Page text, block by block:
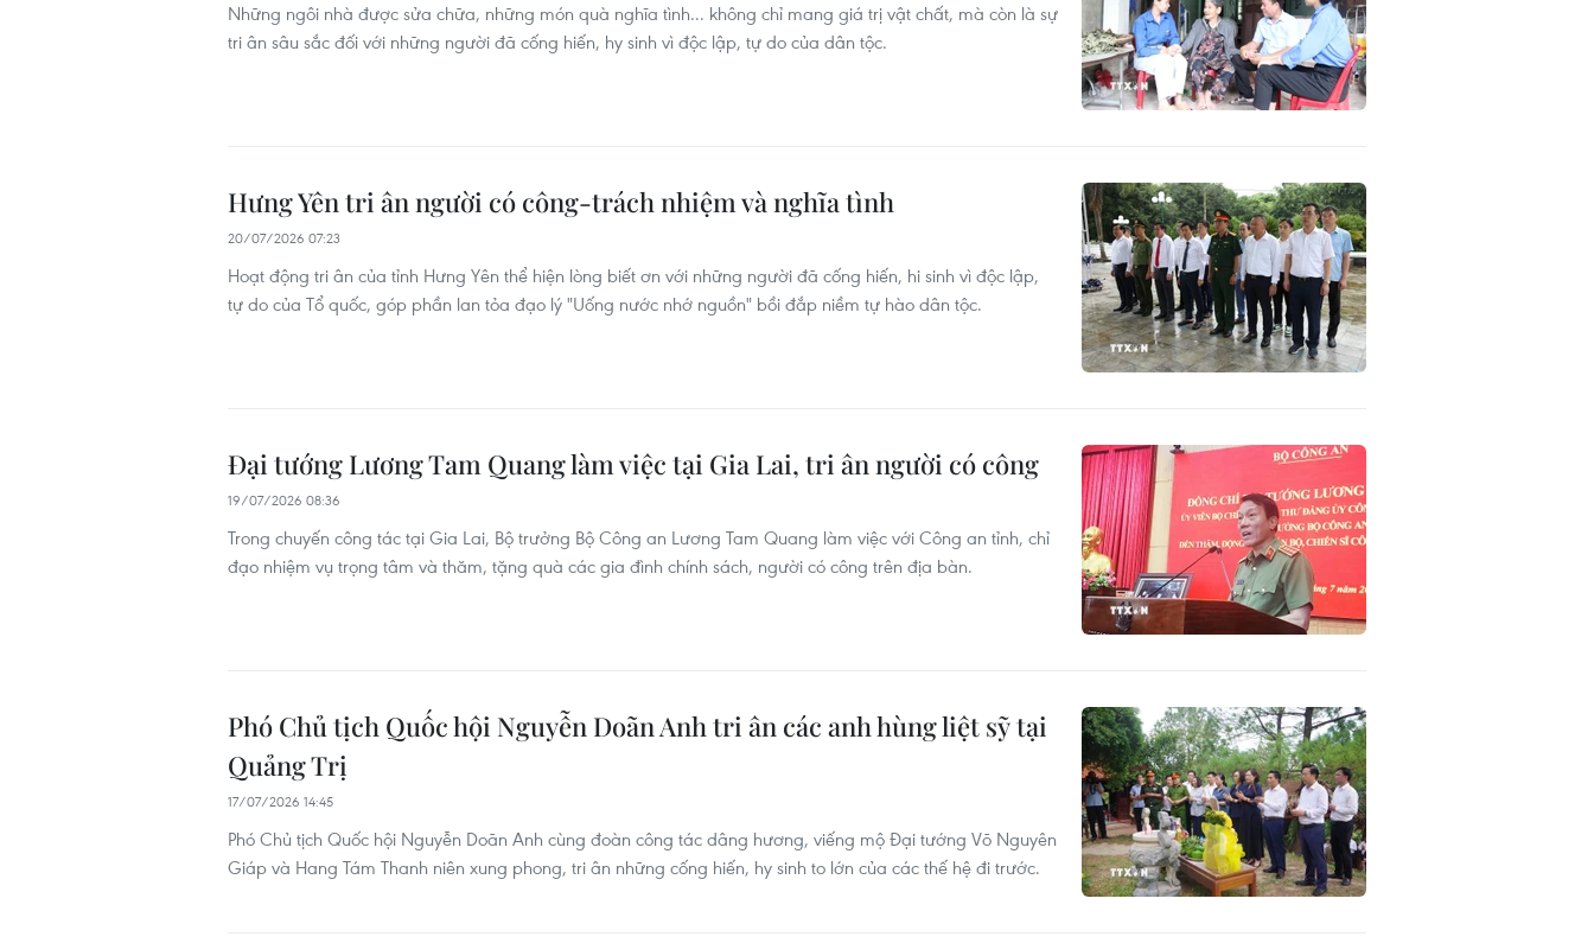
Những ngôi nhà được sửa chữa, những món quà nghĩa tình... không chỉ mang giá trị vật chất, mà còn là sự
tri ân sâu sắc đối với những người đã cống hiến, hy sinh vì độc lập, tự do của dân tộc.
Hưng Yên tri ân người có công-trách nhiệm và nghĩa tình
20/07/2026 07:23
Hoạt động tri ân của tỉnh Hưng Yên thể hiện lòng biết ơn với những người đã cống hiến, hi sinh vì độc lập,
tự do của Tổ quốc, góp phần lan tỏa đạo lý "Uống nước nhớ nguồn" bồi đắp niềm tự hào dân tộc.
Đại tướng Lương Tam Quang làm việc tại Gia Lai, tri ân người có công
19/07/2026 08:36
Trong chuyến công tác tại Gia Lai, Bộ trưởng Bộ Công an Lương Tam Quang làm việc với Công an tỉnh, chỉ
đạo nhiệm vụ trọng tâm và thăm, tặng quà các gia đình chính sách, người có công trên địa bàn.
Phó Chủ tịch Quốc hội Nguyễn Doãn Anh tri ân các anh hùng liệt sỹ tại
Quảng Trị
17/07/2026 14:45
Phó Chủ tịch Quốc hội Nguyễn Doãn Anh cùng đoàn công tác dâng hương, viếng mộ Đại tướng Võ Nguyên
Giáp và Hang Tám Thanh niên xung phong, tri ân những cống hiến, hy sinh to lớn của các thế hệ đi trước.